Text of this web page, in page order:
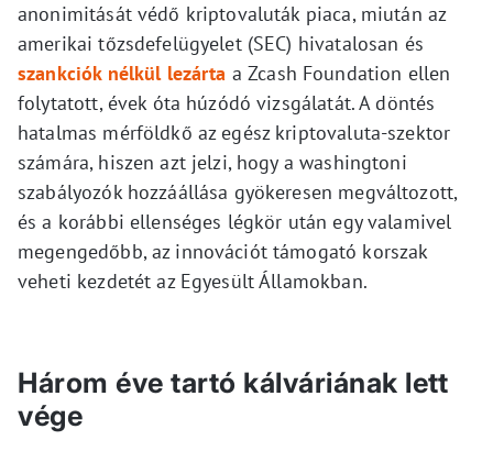
anonimitását védő kriptovaluták piaca, miután az
amerikai tőzsdefelügyelet (SEC) hivatalosan és
szankciók nélkül lezárta a Zcash Foundation ellen
folytatott, évek óta húzódó vizsgálatát. A döntés
hatalmas mérföldkő az egész kriptovaluta-szektor
számára, hiszen azt jelzi, hogy a washingtoni
szabályozók hozzáállása gyökeresen megváltozott,
és a korábbi ellenséges légkör után egy valamivel
megengedőbb, az innovációt támogató korszak
veheti kezdetét az Egyesült Államokban.
Három éve tartó kálváriának lett
vége